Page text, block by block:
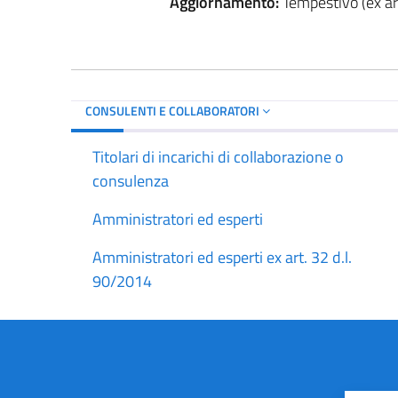
CONSULENTI E COLLABORATORI
Titolari di incarichi di collaborazione o
consulenza
Amministratori ed esperti
Amministratori ed esperti ex art. 32 d.l.
90/2014